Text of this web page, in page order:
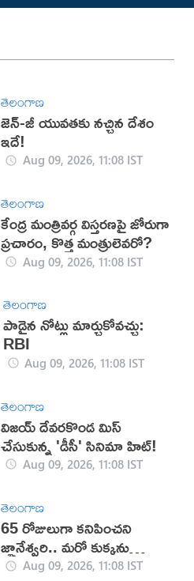
తెలంగాణ
జెన్-జీ యువతకు నచ్చిన దేశం
ఇదే!
Aug 09, 2026, 11:08 IST
తెలంగాణ
కేంద్ర మంత్రివర్గ విస్తరణపై జోరుగా
ప్రచారం, కొత్త మంత్రులెవరో?
Aug 09, 2026, 11:08 IST
తెలంగాణ
పాడైన నోట్లు మార్చుకోవచ్చు:
RBI
Aug 09, 2026, 11:08 IST
తెలంగాణ
విజయ్ దేవరకొండ మిస్
చేసుకున్న 'డీసీ' సినిమా హిట్!
Aug 09, 2026, 11:08 IST
తెలంగాణ
65 రోజులుగా కనిపించని
జ్ఞానేశ్వరి.. మరో కుక్కను
తెచ్చుకున్న పేరెంట్స్
Aug 09, 2026, 11:08 IST